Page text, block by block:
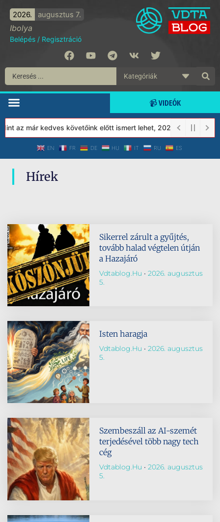
2026. augusztus 7.
Ibolya
Belépés / Regisztráció
📹 VIDEÓK
az már kedves követőink előtt ismert lehet, 2023-tól a Védett
EN FR DE HU IT RU ES
Hírek
Sikerrel zárult a gyűjtés,
tovább halad végtelen útján
a Hazajáró
Vdtablog.hu
2026. augusztus
5.
Isten haragja
Vdtablog.hu
2026. augusztus
5.
Szembeszáll az AI-szemét
terjedésével több nagy tech
cég
Vdtablog.hu
2026. augusztus
5.